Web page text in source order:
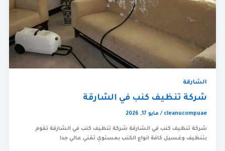
الشارقة
شركة تنظيف كنب في الشارقة
cleanucompuae
/ مايو 17, 2026
شركة تنظيف كنب في الشارقة شركة تنظيف كنب في الشارقة تقوم
بتنظيف وغسيل كافة انواع الكنب بمستوي تقني عالي جدا